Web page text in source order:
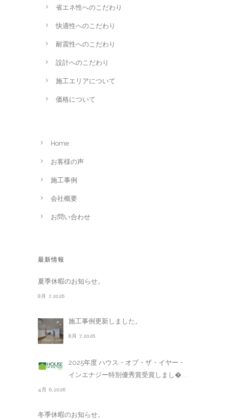
省エネ性へのこだわり
快適性へのこだわり
耐震性へのこだわり
設計へのこだわり
施工エリアについて
価格について
Home
お客様の声
施工事例
会社概要
お問い合わせ
最新情報
夏季休暇のお知らせ。
8月 7,2026
施工事例更新しました。
8月 7,2026
2025年度 ハウス・オブ・ザ・イヤー・
インエナジー特別優秀賞受賞しまし�. . .
4月 6,2026
冬季休暇のお知らせ。